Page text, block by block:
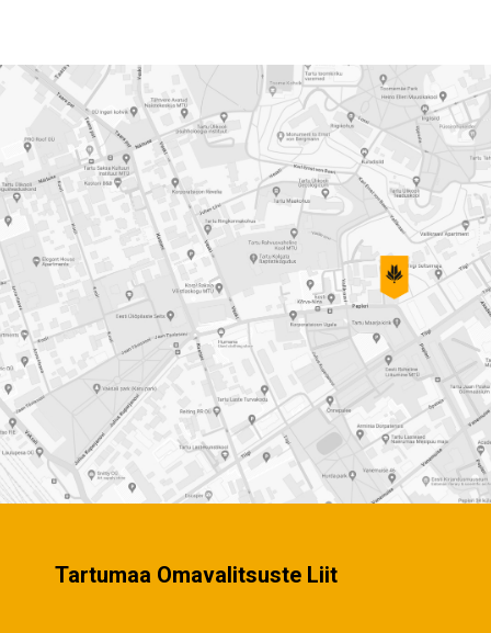
Tartumaa Omavalitsuste Liit